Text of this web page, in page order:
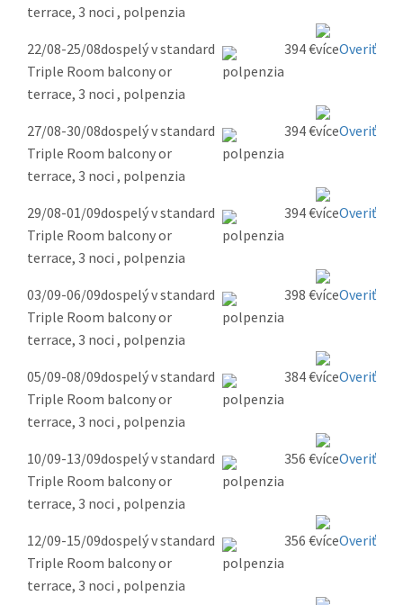
terrace, 3 noci , polpenzia
22/08-25/08dospelý v standard
Triple Room balcony or
terrace, 3 noci , polpenzia
394 € Overiť
27/08-30/08dospelý v standard
Triple Room balcony or
terrace, 3 noci , polpenzia
394 € Overiť
29/08-01/09dospelý v standard
Triple Room balcony or
terrace, 3 noci , polpenzia
394 € Overiť
03/09-06/09dospelý v standard
Triple Room balcony or
terrace, 3 noci , polpenzia
398 € Overiť
05/09-08/09dospelý v standard
Triple Room balcony or
terrace, 3 noci , polpenzia
384 € Overiť
10/09-13/09dospelý v standard
Triple Room balcony or
terrace, 3 noci , polpenzia
356 € Overiť
12/09-15/09dospelý v standard
Triple Room balcony or
terrace, 3 noci , polpenzia
356 € Overiť